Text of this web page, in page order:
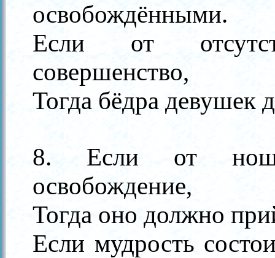
освобождёнными.
Если от
совершенство,
Тогда бёдра
8. Если от
освобождение,
Тогда оно должно
Если мудрость